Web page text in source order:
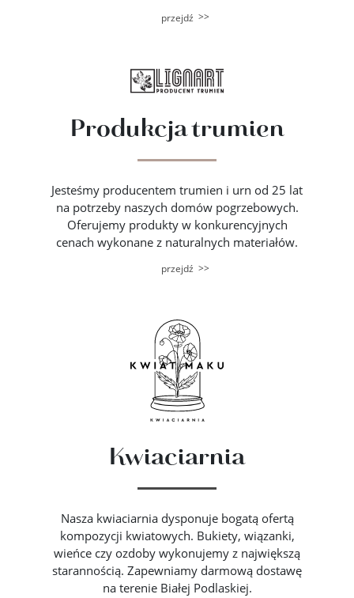
przejdź >>
Produkcja trumien
Jesteśmy producentem trumien i urn od 25 lat
na potrzeby naszych domów pogrzebowych.
Oferujemy produkty w konkurencyjnych
cenach wykonane z naturalnych materiałów.
przejdź >>
Kwiaciarnia
Nasza kwiaciarnia dysponuje bogatą ofertą
kompozycji kwiatowych. Bukiety, wiązanki,
wieńce czy ozdoby wykonujemy z największą
starannością. Zapewniamy darmową dostawę
na terenie Białej Podlaskiej.